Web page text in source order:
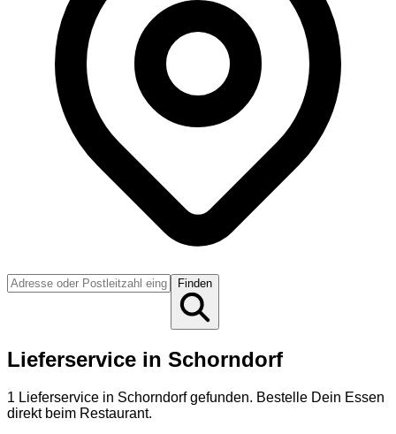
Finden
Lieferservice in Schorndorf
1 Lieferservice in Schorndorfgefunden. Bestelle Dein Essen
direkt beim Restaurant.